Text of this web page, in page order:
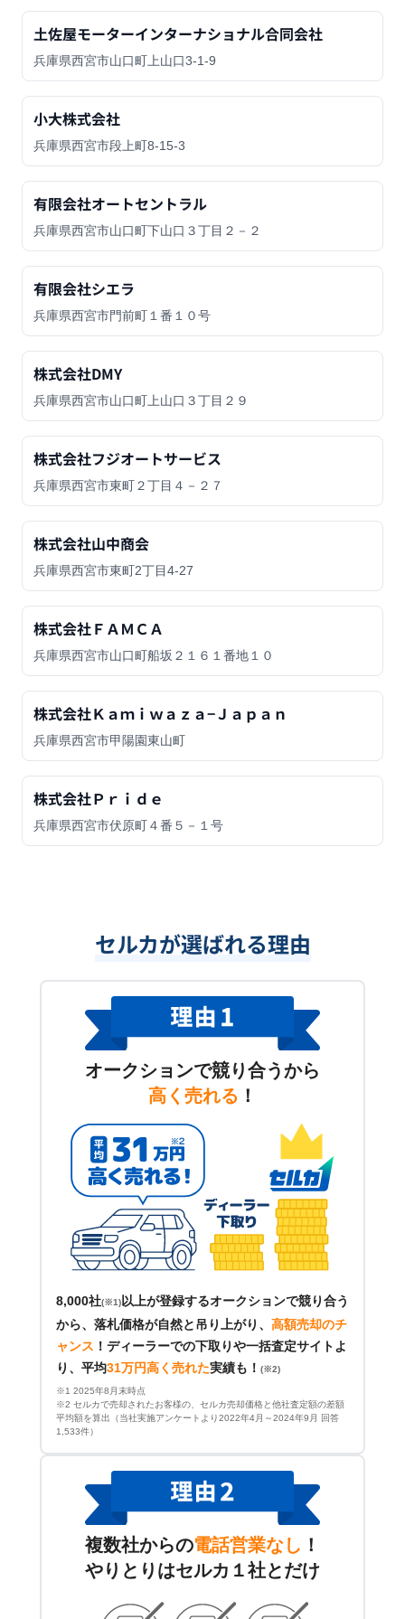
土佐屋モーターインターナショナル合同会社
兵庫県西宮市山口町上山口3-1-9
小大株式会社
兵庫県西宮市段上町8-15-3
有限会社オートセントラル
兵庫県西宮市山口町下山口３丁目２－２
有限会社シエラ
兵庫県西宮市門前町１番１０号
株式会社DMY
兵庫県西宮市山口町上山口３丁目２９
株式会社フジオートサービス
兵庫県西宮市東町２丁目４－２７
株式会社山中商会
兵庫県西宮市東町2丁目4-27
株式会社ＦＡＭＣＡ
兵庫県西宮市山口町船坂２１６１番地１０
株式会社Ｋａｍｉｗａｚａ−Ｊａｐａｎ
兵庫県西宮市甲陽園東山町
株式会社Ｐｒｉｄｅ
兵庫県西宮市伏原町４番５－１号
セルカが選ばれる理由
オークションで競り合うから
高く売れる ！
8,000社(※1) 以上が登録するオークションで競り合う
から、落札価格が自然と吊り上がり、 高額売却のチ
ャンス ！ ディーラーでの下取りや一括査定サイトよ
り、平均31万円高く売れた実績も！ (※2)
※1 2025年8月末時点
※2 セルカで売却されたお客様の、セルカ売却価格と他社査定額の差額
平均額を算出（当社実施アンケートより2022年4月～2024年9月 回答
1,533件）
複数社からの電話営業なし ！
やりとりはセルカ１社とだけ